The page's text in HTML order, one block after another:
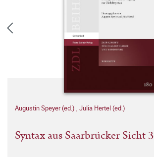
Augustin Speyer (ed.) , Julia Hertel (ed.)
Syntax aus Saarbrücker Sicht 3